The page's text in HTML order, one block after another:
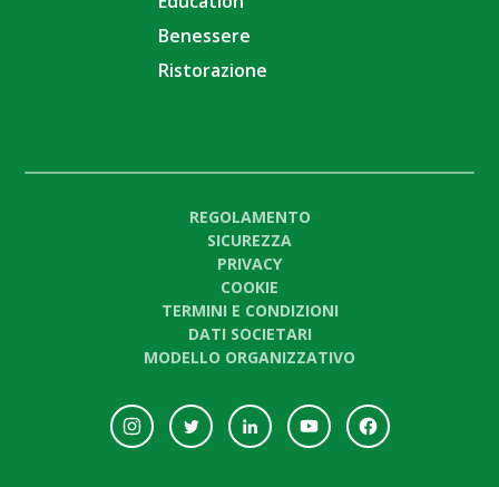
Benessere
Ristorazione
REGOLAMENTO
SICUREZZA
PRIVACY
COOKIE
TERMINI E CONDIZIONI
DATI SOCIETARI
MODELLO ORGANIZZATIVO